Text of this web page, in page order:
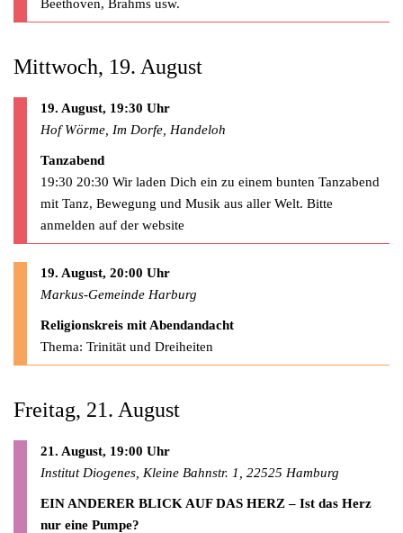
Beethoven, Brahms usw.
Mittwoch, 19. August
19. August, 19:30 Uhr
Hof Wörme, Im Dorfe, Handeloh
Tanzabend
19:30 20:30 Wir laden Dich ein zu einem bunten Tanzabend
mit Tanz, Bewegung und Musik aus aller Welt. Bitte
anmelden auf der website
19. August, 20:00 Uhr
Markus-Gemeinde Harburg
Religionskreis mit Abendandacht
Thema: Trinität und Dreiheiten
Freitag, 21. August
21. August, 19:00 Uhr
Institut Diogenes, Kleine Bahnstr. 1, 22525 Hamburg
EIN ANDERER BLICK AUF DAS HERZ – Ist das Herz
nur eine Pumpe?